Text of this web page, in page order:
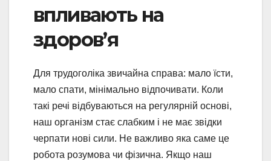
впливають на
здоров’я
Для трудоголіка звичайна справа: мало їсти,
мало спати, мінімально відпочивати. Коли
такі речі відбуваються на регулярній основі,
наш організм стає слабким і не має звідки
черпати нові сили. Не важливо яка саме це
робота розумова чи фізична. Якщо наш